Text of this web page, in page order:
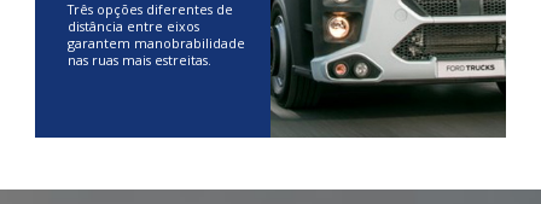
Três opções diferentes de
distância entre eixos
garantem manobrabilidade
nas ruas mais estreitas.